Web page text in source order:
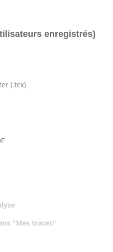
enregistrés)
(.tcx)
"Mes traces"